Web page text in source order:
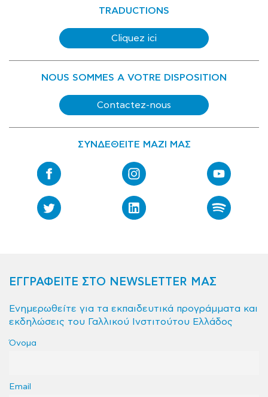
TRADUCTIONS
Cliquez ici
NOUS SOMMES A VOTRE DISPOSITION
Contactez-nous
ΣΥΝΔΕΘΕΙΤΕ ΜΑΖΙ ΜΑΣ
ΕΓΓΡΑΦΕΙΤΕ ΣΤΟ NEWSLETTER ΜΑΣ
Ενημερωθείτε για τα εκπαιδευτικά προγράμματα και
εκδηλώσεις του Γαλλικού Ινστιτούτου Ελλάδος
Όνομα
Email